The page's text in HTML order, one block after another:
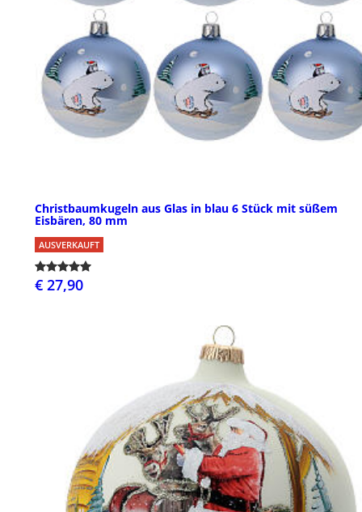
Christbaumkugeln aus Glas in blau 6 Stück mit süßem
Eisbären, 80 mm
AUSVERKAUFT
€ 27,90